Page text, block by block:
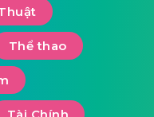
Thể thao